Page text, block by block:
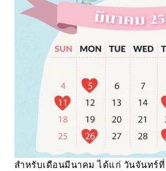
สำหรับเดือนมีนาคม ได้แก่ วันจันทร์